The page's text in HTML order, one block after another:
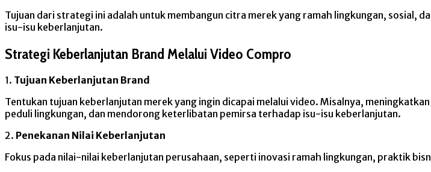
Tujuan dari strategi ini adalah untuk membangun citra merek yang ramah lingkungan, sosial,
isu-isu keberlanjutan.
Strategi Keberlanjutan Brand Melalui Video Compro
1. Tujuan Keberlanjutan Brand
Tentukan tujuan keberlanjutan merek yang ingin dicapai melalui video. Misalnya,
peduli lingkungan, dan mendorong keterlibatan pemirsa terhadap isu-isu keberlanjutan.
2. Penekanan Nilai Keberlanjutan
Fokus pada nilai-nilai keberlanjutan perusahaan, seperti inovasi ramah lingkungan, praktik